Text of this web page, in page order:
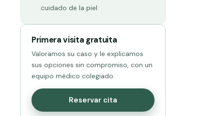
cuidado de la piel
Primera visita gratuita
Valoramos su caso y le explicamos
sus opciones sin compromiso, con un
equipo médico colegiado.
Reservar cita